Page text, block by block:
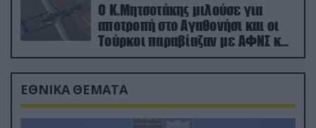
Ο Κ.Μητσοτάκης μιλούσε για
αποτροπή στο Αγαθονήσι και οι
Τούρκοι παραβίαζαν με ΑΦΝΣ και
drone
ΕΘΝΙΚΑ ΘΕΜΑΤΑ